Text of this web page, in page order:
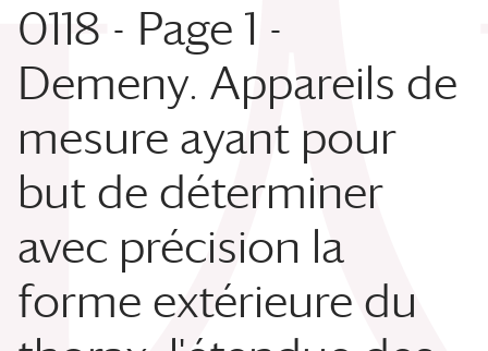
0118 - Page 1 -
Demeny. Appareils de
mesure ayant pour
but de déterminer
avec précision la
forme extérieure du